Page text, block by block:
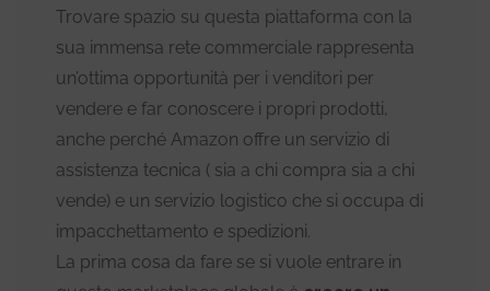
Trovare spazio su questa piattaforma con la
sua immensa rete commerciale rappresenta
un’ottima opportunità per i venditori per
vendere e far conoscere i propri prodotti,
anche perché Amazon offre un servizio di
assistenza tecnica ( sia a chi compra sia a chi
vende) e un servizio logistico che si occupa di
impacchettamento e spedizioni.
La prima cosa da fare se si vuole entrare in